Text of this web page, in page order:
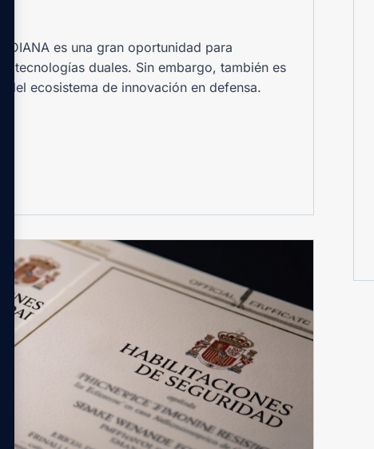
DIANA es una gran oportunidad para
tecnologías duales. Sin embargo, también es
del ecosistema de innovación en defensa.